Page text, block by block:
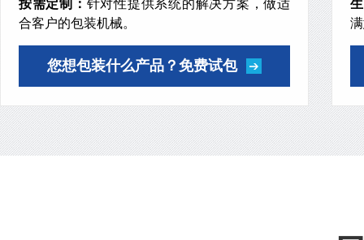
按需定制： 针对性提供系统的解决方案，做适
合客户的包装机械。
您想包装什么产品？免费试包